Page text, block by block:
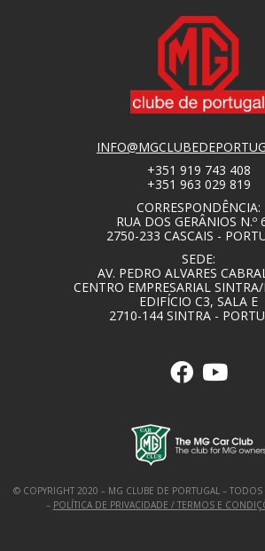
+351 919 743 408
+351 963 029 819
CORRESPONDÊNCIA:
RUA DOS GERÂNIOS N.º
2750-233 CASCAIS -
SEDE:
AV. PEDRO ALVARES
CENTRO EMPRESARIAL
EDIFÍCIO C3, SALA E
2710-144 SINTRA -
© COPYRIGHT 2020 – MG CLUBE DE PORTUGAL – TODOS
– POLÍTICA DE PRIVACIDADE / TERMOS E